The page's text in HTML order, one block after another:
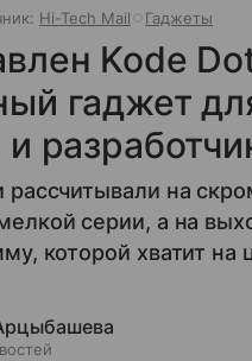
Hi-Tech Mail Гаджеты
Kode
гаджет
рассчитывали на
серии, а на
которой хватит на